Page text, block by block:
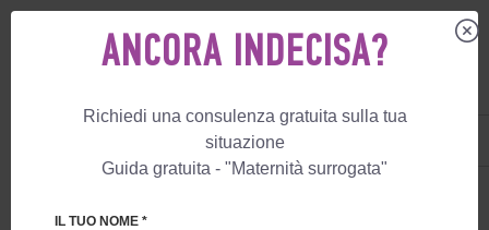
BLOG
ANCORA INDECISA?
Richiedi una consulenza gratuita sulla tua
situazione
Guida gratuita - "Maternità surrogata"
IL TUO NOME *